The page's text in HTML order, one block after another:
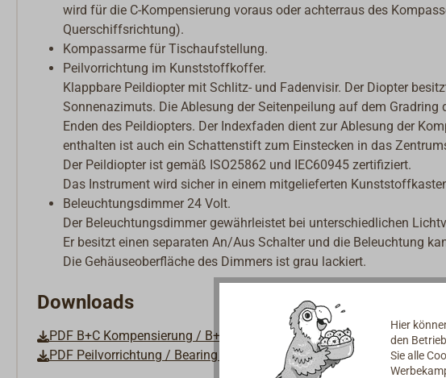
wird für die C-Kompensierung voraus oder achterraus des
Querschiffsrichtung).
Kompassarme für Tischaufstellung.
Peilvorrichtung im Kunststoffkoffer.
Klappbare Peildiopter mit Schlitz- und Fadenvisir. Der Diopter
Sonnenazimuts. Die Ablesung der Seitenpeilung auf dem
Enden des Peildiopters. Der Indexfaden dient zur Ablesung der
enthalten ist auch ein Schattenstift zum Einstecken in das
Der Peildiopter ist gemäß ISO25862 und IEC60945 zertifiziert.
Das Instrument wird sicher in einem mitgelieferten
Beleuchtungsdimmer 24 Volt.
Der Beleuchtungsdimmer gewährleistet bei unterschiedlichen
Er besitzt einen separaten An/Aus Schalter und die Beleuchtung
Die Gehäuseoberfläche des Dimmers ist grau lackiert.
Downloads
PDF B+C Kompensierung / B+C Corrector Arrangement
PDF Peilvorrichtung / Bearing Device
Hier
den
Sie alle